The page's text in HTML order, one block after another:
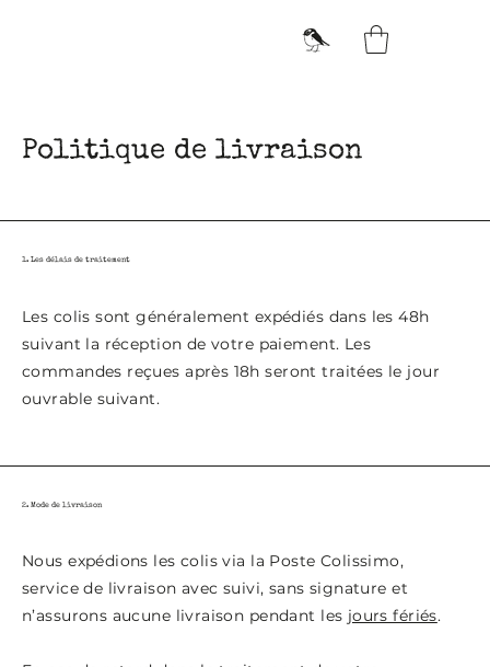
Politique de livraison
1. Les délais de traitement
Les colis sont généralement expédiés dans les 48h
suivant la réception de votre paiement. Les
commandes reçues après 18h seront traitées le jour
ouvrable suivant.
2. Mode de livraison
Nous expédions les colis via la Poste Colissimo,
service de livraison avec suivi, sans signature et
n’assurons aucune livraison pendant les jours fériés.